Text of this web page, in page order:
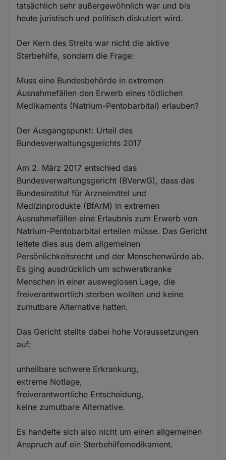
tatsächlich sehr außergewöhnlich war und bis
heute juristisch und politisch diskutiert wird.
Der Kern des Streits war nicht die aktive
Sterbehilfe, sondern die Frage:
Muss eine Bundesbehörde in extremen
Ausnahmefällen den Erwerb eines tödlichen
Medikaments (Natrium-Pentobarbital) erlauben?
Der Ausgangspunkt: Urteil des
Bundesverwaltungsgerichts 2017
Am 2. März 2017 entschied das
Bundesverwaltungsgericht (BVerwG), dass das
Bundesinstitut für Arzneimittel und
Medizinprodukte (BfArM) in extremen
Ausnahmefällen eine Erlaubnis zum Erwerb von
Natrium-Pentobarbital erteilen müsse. Das Gericht
leitete dies aus dem allgemeinen
Persönlichkeitsrecht und der Menschenwürde ab.
Es ging ausdrücklich um schwerstkranke
Menschen in einer ausweglosen Lage, die
freiverantwortlich sterben wollten und keine
zumutbare Alternative hatten.
Das Gericht stellte dabei hohe Voraussetzungen
auf:
unheilbare schwere Erkrankung,
extreme Notlage,
freiverantwortliche Entscheidung,
keine zumutbare Alternative.
Es handelte sich also nicht um einen allgemeinen
Anspruch auf ein Sterbehilfemedikament.